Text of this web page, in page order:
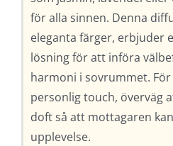
för alla sinnen. Denna
eleganta färger, erbjuder
lösning för att införa
harmoni i sovrummet.
personlig touch, överväg
doft så att mottagaren
upplevelse.